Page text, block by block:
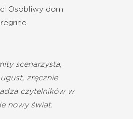
Osobliwy dom
scenarzysta,
zręcznie
czytelników w
nowy świat.